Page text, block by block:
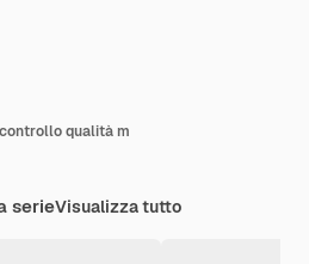
qualità m
serieVisualizza tutto